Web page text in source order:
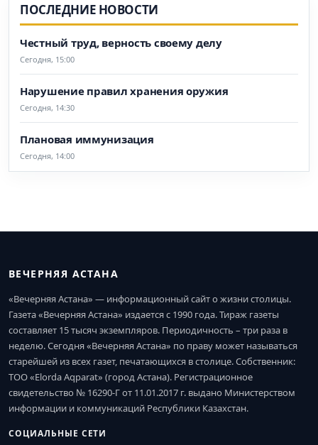
ПОСЛЕДНИЕ НОВОСТИ
Честный труд, верность своему делу
Сегодня, 15:00
Нарушение правил хранения оружия
Сегодня, 14:30
Плановая иммунизация
Сегодня, 14:00
ВЕЧЕРНЯЯ АСТАНА
«Вечерняя Астана» — информационный сайт о жизни столицы.
Газета «Вечерняя Астана» издается с 1990 года. Тираж газеты
составляет 15 тысяч экземпляров. Периодичность – три раза в
неделю. Сегодня «Вечерняя Астана» по праву может называться
старейшей из всех газет, печатающихся в столице. Собственник:
ТОО «Elorda Aqparat» (город Астана). Регистрационное
свидетельство № 16290-Г от 11.01.2017 г. выдано Министерством
информации и коммуникаций Республики Казахстан.
СОЦИАЛЬНЫЕ СЕТИ